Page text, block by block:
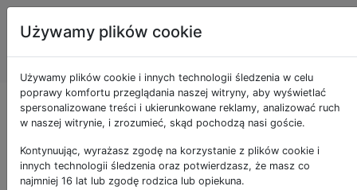
Programowanie
puzzli i Code
Golf
Podobne kształty
23 Podobne liczby
Używamy plików cookie
Używamy plików cookie i innych technologii śledzenia w celu
poprawy komfortu przeglądania naszej witryny, aby wyświetlać
spersonalizowane treści i ukierunkowane reklamy, analizować ruch
w naszej witrynie, i zrozumieć, skąd pochodzą nasi goście.
Kontynuując, wyrażasz zgodę na korzystanie z plików cookie i
innych technologii śledzenia oraz potwierdzasz, że masz co
najmniej 16 lat lub zgodę rodzica lub opiekuna.